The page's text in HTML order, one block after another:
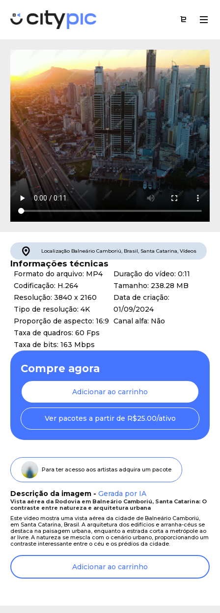
Localização Balneário Camboriú, Brasil, Santa Catarina, Vídeos
Informações técnicas
Formato do arquivo: MP4
Codificação: H.264
Resolução: 3840 x 2160
Tipo de resolução: 4K
Proporção de aspecto: 16:9
Taxa de quadros: 60 Fps
Taxa de bits: 163 Mbps
Duração do vídeo: 0:11
Tamanho: 238.28 MB
Data de criação:
01/09/2024
Canal alfa: Não
Compre agora
Adicionar ao carrinho
Ver pacotes a partir de R$25.00/ativo
Para ter acesso aos artistas adquira um pacote
Descrição da imagem - Gerada por IA
Vista aérea da Rodovia em Balneário Camboriú, Santa Catarina: O
contraste entre natureza e arquitetura urbana
Este vídeo mostra uma vista aérea da cidade de Balneário Camboriú,
em Santa Catarina, Brasil. A arquitetura dos edifícios e arranha-céus se
destaca na paisagem urbana, enquanto a estrada corta a metrópole ao
ar livre. A natureza se mescla com o cenário urbano, proporcionando um
contraste interessante entre o céu e os prédios da cidade.
Adicionar ao carrinho